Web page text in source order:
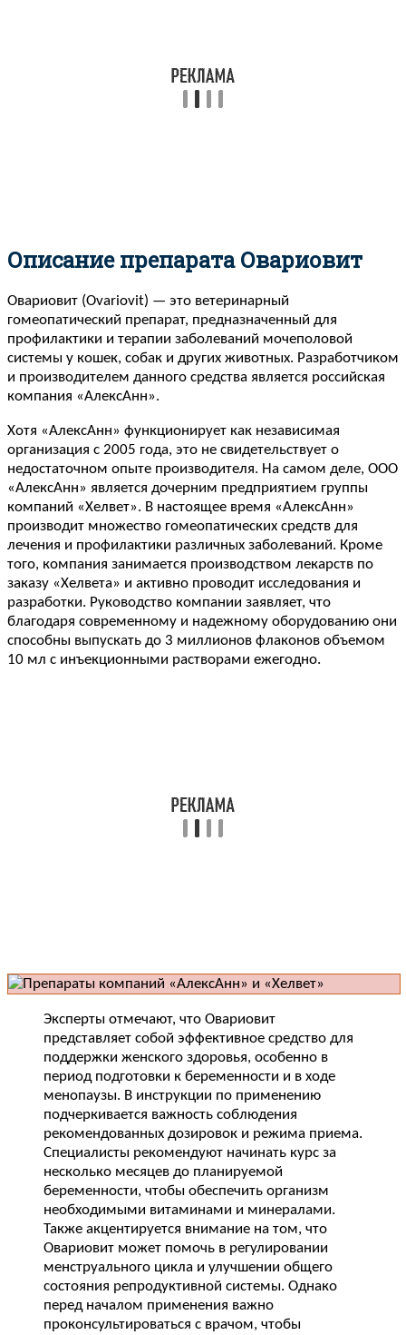
Описание препарата Овариовит
Овариовит (Ovariovit) — это ветеринарный
гомеопатический препарат, предназначенный для
профилактики и терапии заболеваний мочеполовой
системы у кошек, собак и других животных. Разработчиком
и производителем данного средства является российская
компания «АлексАнн».
Хотя «АлексАнн» функционирует как независимая
организация с 2005 года, это не свидетельствует о
недостаточном опыте производителя. На самом деле, ООО
«АлексАнн» является дочерним предприятием группы
компаний «Хелвет». В настоящее время «АлексАнн»
производит множество гомеопатических средств для
лечения и профилактики различных заболеваний. Кроме
того, компания занимается производством лекарств по
заказу «Хелвета» и активно проводит исследования и
разработки. Руководство компании заявляет, что
благодаря современному и надежному оборудованию они
способны выпускать до 3 миллионов флаконов объемом
10 мл с инъекционными растворами ежегодно.
Эксперты отмечают, что Овариовит
представляет собой эффективное средство для
поддержки женского здоровья, особенно в
период подготовки к беременности и в ходе
менопаузы. В инструкции по применению
подчеркивается важность соблюдения
рекомендованных дозировок и режима приема.
Специалисты рекомендуют начинать курс за
несколько месяцев до планируемой
беременности, чтобы обеспечить организм
необходимыми витаминами и минералами.
Также акцентируется внимание на том, что
Овариовит может помочь в регулировании
менструального цикла и улучшении общего
состояния репродуктивной системы. Однако
перед началом применения важно
проконсультироваться с врачом, чтобы